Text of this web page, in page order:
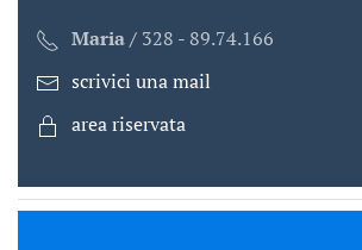
Maria / 328 - 89.74.166
scrivici una mail
area riservata